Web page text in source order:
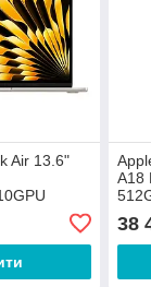
Air 13.6"
A18
38